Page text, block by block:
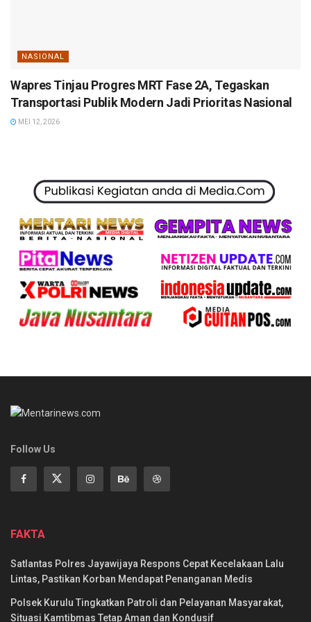
NASIONAL
Wapres Tinjau Progres MRT Fase 2A, Tegaskan
Transportasi Publik Modern Jadi Prioritas Nasional
MEI 12, 2026
Follow Us
FAKTA
Satlantas Polres Jayawijaya Respons Cepat Kecelakaan Lalu
Lintas, Pastikan Korban Mendapat Penanganan Medis
Polsek Kurulu Tingkatkan Patroli dan Pelayanan Masyarakat,
Situasi Kamtibmas Tetap Aman dan Kondusif